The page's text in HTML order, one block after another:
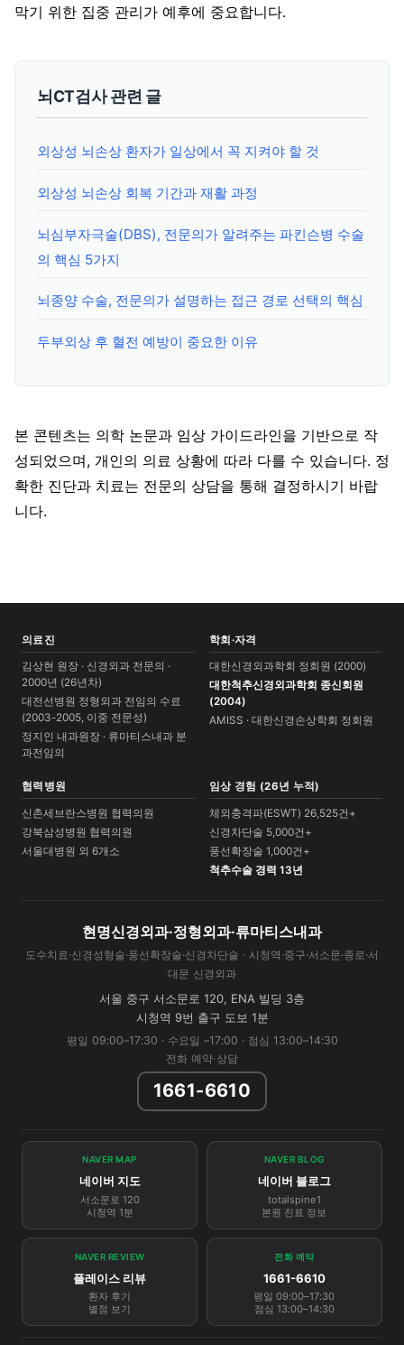
막기 위한 집중 관리가 예후에 중요합니다.
뇌CT검사 관련 글
외상성 뇌손상 환자가 일상에서 꼭 지켜야 할 것
외상성 뇌손상 회복 기간과 재활 과정
뇌심부자극술(DBS), 전문의가 알려주는 파킨슨병 수술
의 핵심 5가지
뇌종양 수술, 전문의가 설명하는 접근 경로 선택의 핵심
두부외상 후 혈전 예방이 중요한 이유
본 콘텐츠는 의학 논문과 임상 가이드라인을 기반으로 작
성되었으며, 개인의 의료 상황에 따라 다를 수 있습니다. 정
확한 진단과 치료는 전문의 상담을 통해 결정하시기 바랍
니다.
의료진
김상현 원장 · 신경외과 전문의 ·
2000년 (26년차)
대전선병원 정형외과 전임의 수료
(2003-2005, 이중 전문성)
정지인 내과원장 · 류마티스내과 분
과전임의
학회·자격
대한신경외과학회 정회원 (2000)
대한척추신경외과학회 종신회원
(2004)
AMISS · 대한신경손상학회 정회원
협력병원
신촌세브란스병원 협력의원
강북삼성병원 협력의원
서울대병원 외 6개소
임상 경험 (26년 누적)
체외충격파(ESWT) 26,525건+
신경차단술 5,000건+
풍선확장술 1,000건+
척추수술 경력 13년
현명신경외과·정형외과·류마티스내과
도수치료·신경성형술·풍선확장술·신경차단술 · 시청역·중구·서소문·종로·서
대문 신경외과
서울 중구 서소문로 120, ENA 빌딩 3층
시청역 9번 출구 도보 1분
평일 09:00–17:30 · 수요일 –17:00 · 점심 13:00–14:30
전화 예약·상담
1661-6610
NAVER MAP
네이버 지도
서소문로 120
시청역 1분
NAVER BLOG
네이버 블로그
totalspine1
본원 진료 정보
NAVER REVIEW
플레이스 리뷰
환자 후기
별점 보기
전화 예약
1661-6610
평일 09:00–17:30
점심 13:00–14:30